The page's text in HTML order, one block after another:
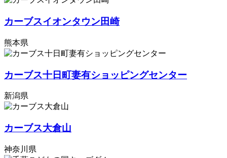
カーブスイオンタウン田崎
熊本県
カーブス十日町妻有ショッピングセンター
新潟県
カーブス大倉山
神奈川県